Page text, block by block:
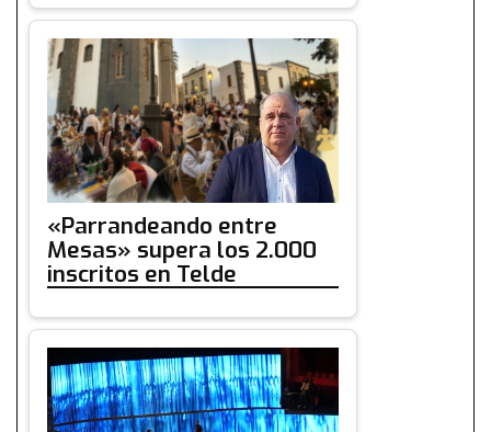
«Parrandeando entre
Mesas» supera los 2.000
inscritos en Telde